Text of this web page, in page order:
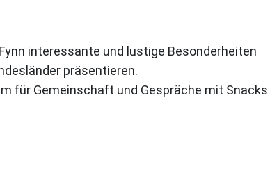
interessante und lustige Besonderheiten
präsentieren.
für Gemeinschaft und Gespräche mit Snacks